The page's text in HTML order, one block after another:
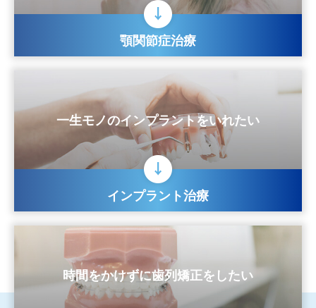
顎関節症治療
一生モノのインプラントをいれたい
インプラント治療
時間をかけずに歯列矯正をしたい